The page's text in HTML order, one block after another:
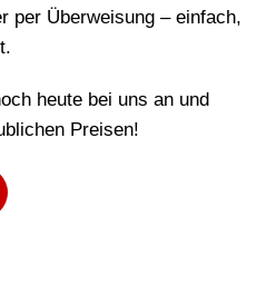
per Überweisung – einfach,
heute bei uns an und
Preisen!